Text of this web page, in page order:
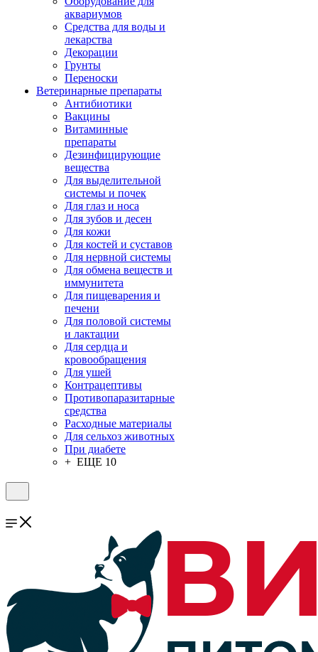
аквариумов
Средства для воды и
лекарства
Декорации
Грунты
Переноски
Ветеринарные препараты
Антибиотики
Вакцины
Витаминные
препараты
Дезинфицирующие
вещества
Для выделительной
системы и почек
Для глаз и носа
Для зубов и десен
Для кожи
Для костей и суставов
Для нервной системы
Для обмена веществ и
иммунитета
Для пищеварения и
печени
Для половой системы
и лактации
Для сердца и
кровообращения
Для ушей
Контрацептивы
Противопаразитарные
средства
Расходные материалы
Для сельхоз животных
При диабете
+ ЕЩЕ 10